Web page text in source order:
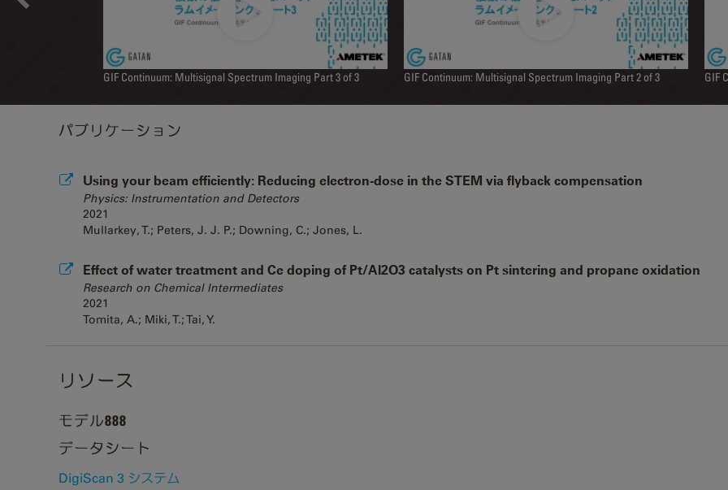
GIF Continuum: Multisignal Spectrum Imaging Part 3 of 3 GIF Continuum: Multisignal Spectrum Imaging Part 2 of 3 GIF
パブリケーション
Using your beam efficiently: Reducing electron-dose in the STEM via flyback compensation
Physics: Instrumentation and Detectors
2021
Mullarkey, T.; Peters, J. J. P.; Downing, C.; Jones, L.
Effect of water treatment and Ce doping of Pt/Al2O3 catalysts on Pt sintering and propane oxidation
Research on Chemical Intermediates
2021
Tomita, A.; Miki, T.; Tai, Y.
リソース
モデル888
データシート
DigiScan 3 システム